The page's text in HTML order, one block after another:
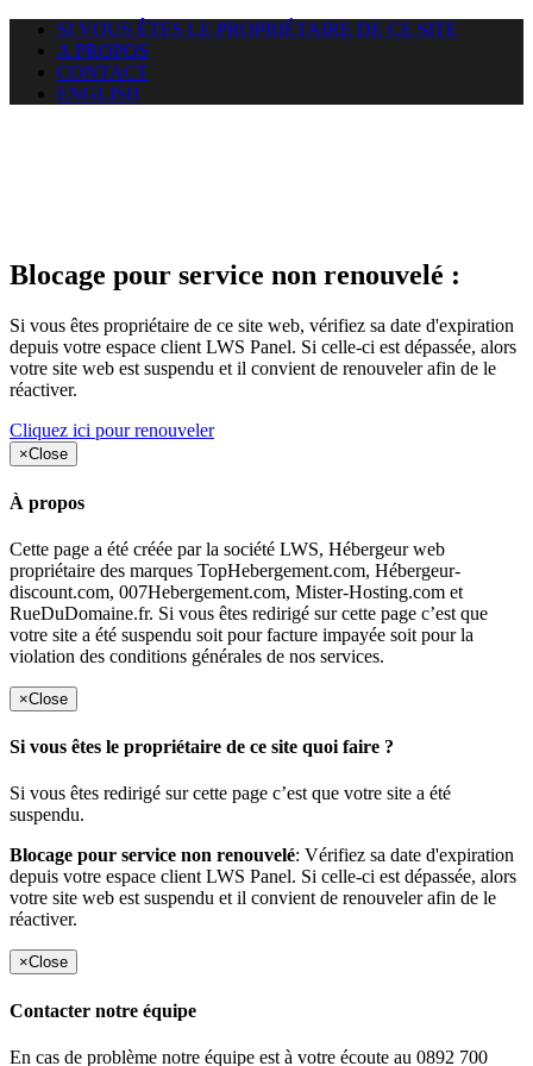
SI VOUS ÊTES LE PROPRIÉTAIRE DE CE SITE
A PROPOS
CONTACT
ENGLISH
Blocage pour service non renouvelé :
Si vous êtes propriétaire de ce site web, vérifiez sa date d'expiration
depuis votre espace client LWS Panel. Si celle-ci est dépassée, alors
votre site web est suspendu et il convient de renouveler afin de le
réactiver.
Cliquez ici pour renouveler
×Close
À propos
Cette page a été créée par la société LWS, Hébergeur web
propriétaire des marques TopHebergement.com, Hébergeur-
discount.com, 007Hebergement.com, Mister-Hosting.com et
RueDuDomaine.fr. Si vous êtes redirigé sur cette page c’est que
votre site a été suspendu soit pour facture impayée soit pour la
violation des conditions générales de nos services.
×Close
Si vous êtes le propriétaire de ce site quoi faire ?
Si vous êtes redirigé sur cette page c’est que votre site a été
suspendu.
Blocage pour service non renouvelé: Vérifiez sa date d'expiration
depuis votre espace client LWS Panel. Si celle-ci est dépassée, alors
votre site web est suspendu et il convient de renouveler afin de le
réactiver.
×Close
Contacter notre équipe
En cas de problème notre équipe est à votre écoute au 0892 700